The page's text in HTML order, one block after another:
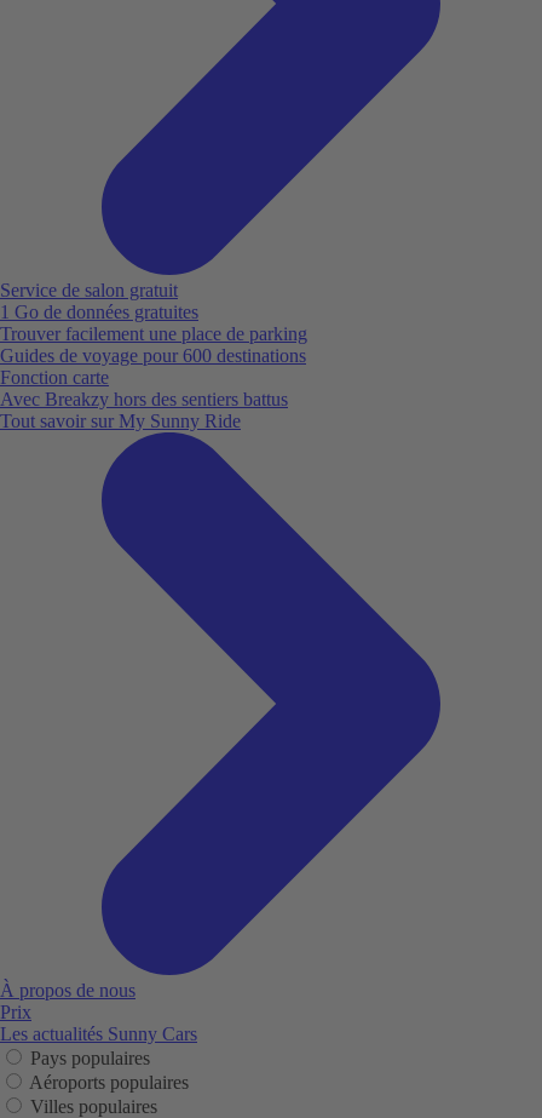
Service de salon gratuit
1 Go de données gratuites
Trouver facilement une place de parking
Guides de voyage pour 600 destinations
Fonction carte
Avec Breakzy hors des sentiers battus
Tout savoir sur My Sunny Ride
À propos de nous
Prix
Les actualités Sunny Cars
Pays populaires
Aéroports populaires
Villes populaires